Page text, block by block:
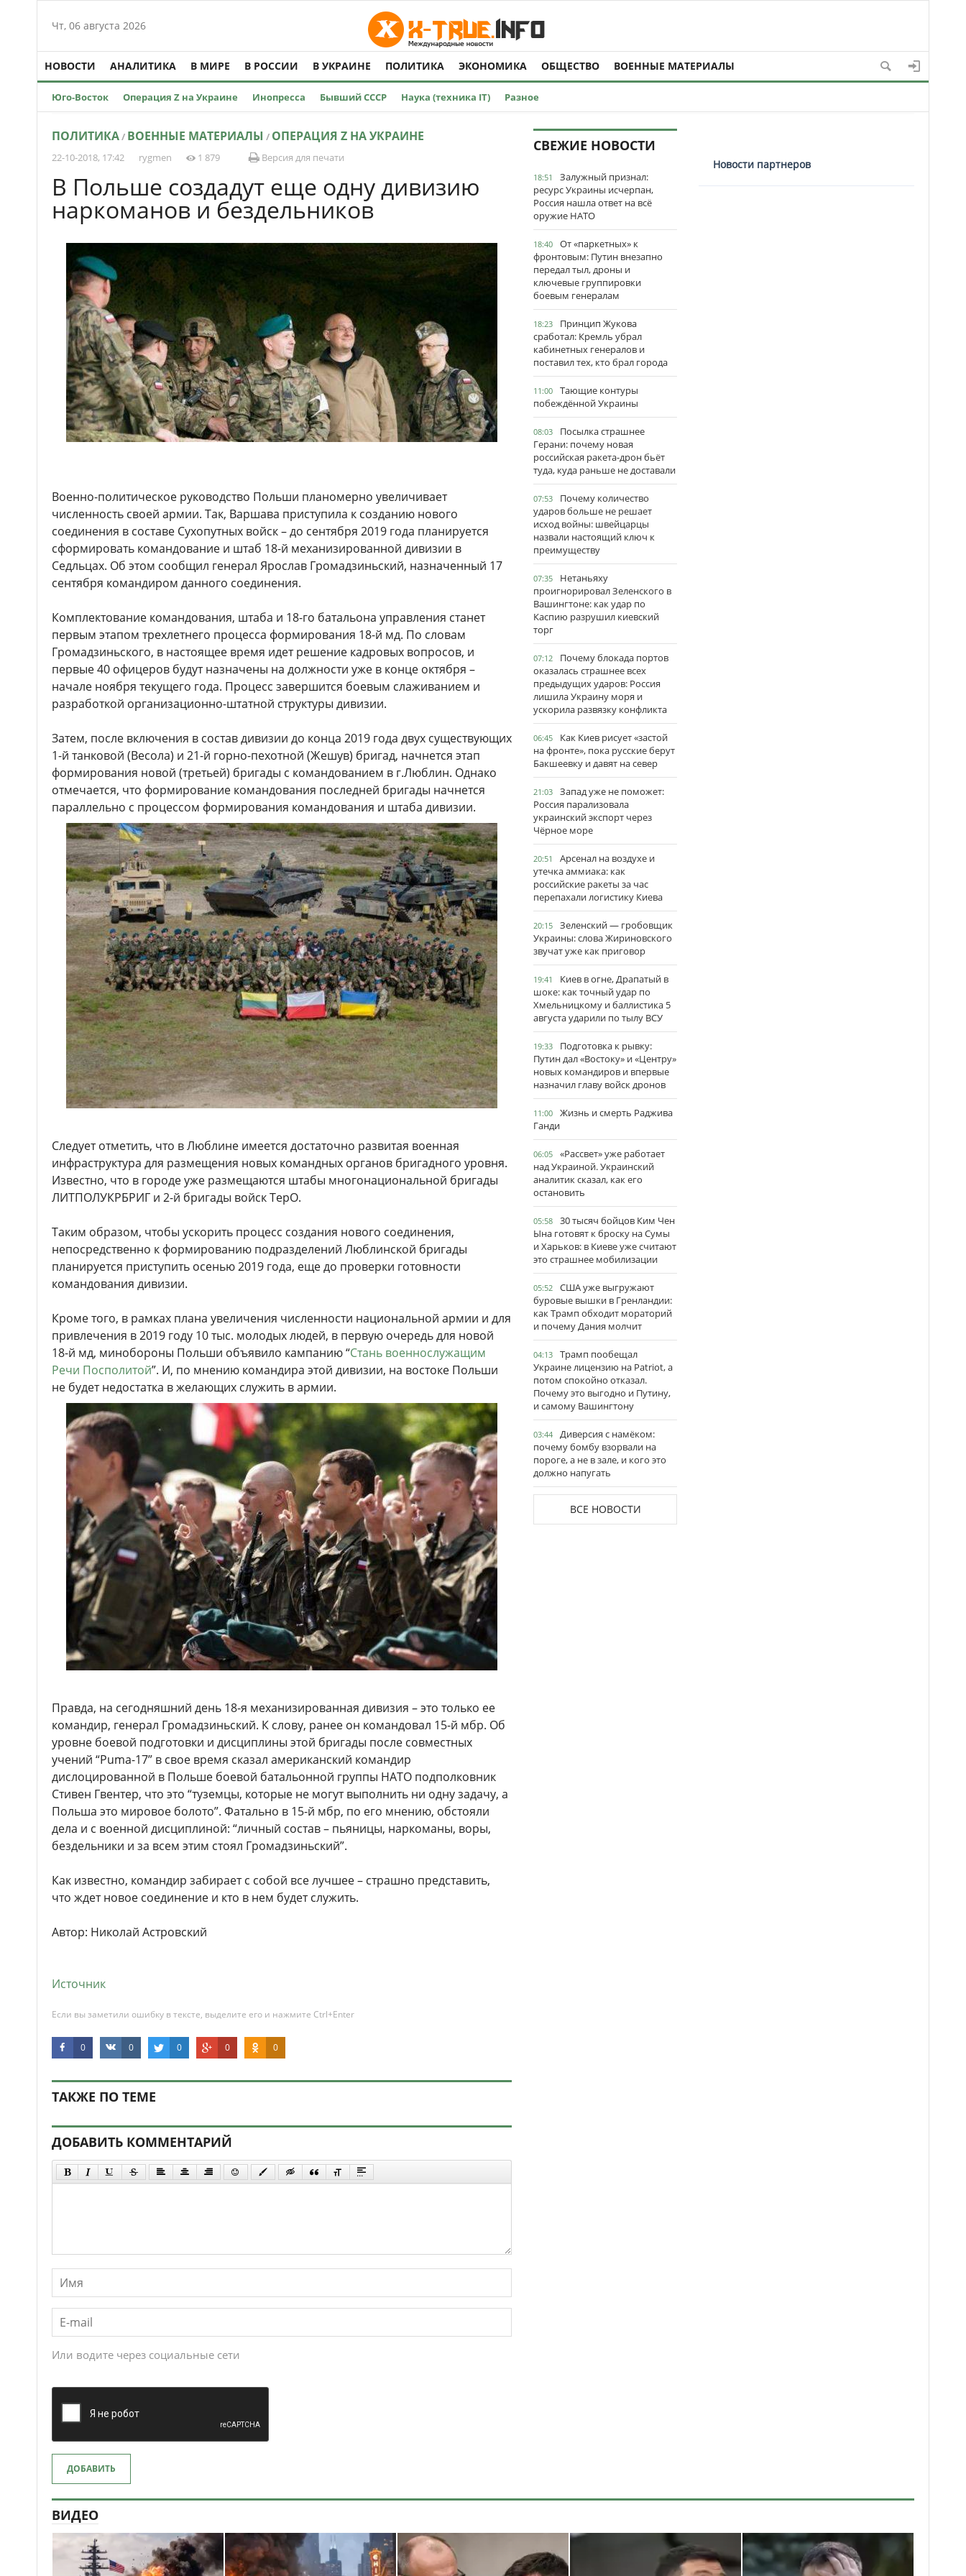
Чт, 06 августа 2026
НОВОСТИ АНАЛИТИКА В МИРЕ В РОССИИ В УКРАИНЕ ПОЛИТИКА ЭКОНОМИКА ОБЩЕСТВО ВОЕННЫЕ МАТЕРИАЛЫ
Юго-Восток Операция Z на Украине Инопресса Бывший СССР Наука (техника IT) Разное
ПОЛИТИКА/ ВОЕННЫЕ МАТЕРИАЛЫ / ОПЕРАЦИЯ Z НА УКРАИНЕ
22-10-2018, 17:42 rygmen 1 879 Версия для печати
В Польше создадут еще одну дивизию
наркоманов и бездельников
Военно-политическое руководство Польши планомерно увеличивает
численность своей армии. Так, Варшава приступила к созданию нового
соединения в составе Сухопутных войск – до сентября 2019 года планируется
сформировать командование и штаб 18-й механизированной дивизии в
Седльцах. Об этом сообщил генерал Ярослав Громадзиньский, назначенный 17
сентября командиром данного соединения.
Комплектование командования, штаба и 18-го батальона управления станет
первым этапом трехлетнего процесса формирования 18-й мд. По словам
Громадзиньского, в настоящее время идет решение кадровых вопросов, и
первые 40 офицеров будут назначены на должности уже в конце октября –
начале ноября текущего года. Процесс завершится боевым слаживанием и
разработкой организационно-штатной структуры дивизии.
Затем, после включения в состав дивизии до конца 2019 года двух существующих
1-й танковой (Весола) и 21-й горно-пехотной (Жешув) бригад, начнется этап
формирования новой (третьей) бригады с командованием в г.Люблин. Однако
отмечается, что формирование командования последней бригады начнется
параллельно с процессом формирования командования и штаба дивизии.
Следует отметить, что в Люблине имеется достаточно развитая военная
инфраструктура для размещения новых командных органов бригадного уровня.
Известно, что в городе уже размещаются штабы многонациональной бригады
ЛИТПОЛУКРБРИГ и 2-й бригады войск ТерО.
Таким образом, чтобы ускорить процесс создания нового соединения,
непосредственно к формированию подразделений Люблинской бригады
планируется приступить осенью 2019 года, еще до проверки готовности
командования дивизии.
Кроме того, в рамках плана увеличения численности национальной армии и для
привлечения в 2019 году 10 тыс. молодых людей, в первую очередь для новой
18-й мд, минобороны Польши объявило кампанию “Стань военнослужащим
Речи Посполитой”. И, по мнению командира этой дивизии, на востоке Польши
не будет недостатка в желающих служить в армии.
Правда, на сегодняшний день 18-я механизированная дивизия – это только ее
командир, генерал Громадзиньский. К слову, ранее он командовал 15-й мбр. Об
уровне боевой подготовки и дисциплины этой бригады после совместных
учений “Pumа-17” в свое время сказал американский командир
дислоцированной в Польше боевой батальонной группы НАТО подполковник
Стивен Гвентер, что это “туземцы, которые не могут выполнить ни одну задачу, а
Польша это мировое болото”. Фатально в 15-й мбр, по его мнению, обстояли
дела и с военной дисциплиной: “личный состав – пьяницы, наркоманы, воры,
бездельники и за всем этим стоял Громадзиньский”.
Как известно, командир забирает с собой все лучшее – страшно представить,
что ждет новое соединение и кто в нем будет служить.
Автор: Николай Астровский
Источник
Если вы заметили ошибку в тексте, выделите его и нажмите Ctrl+Enter
0 0 0 0 0
ТАКЖЕ ПО ТЕМЕ
ДОБАВИТЬ КОММЕНТАРИЙ
Или водите через социальные сети
ДОБАВИТЬ
СВЕЖИЕ НОВОСТИ
18:51
Залужный признал:
ресурс Украины исчерпан,
Россия нашла ответ на всё
оружие НАТО
18:40
От «паркетных» к
фронтовым: Путин внезапно
передал тыл, дроны и
ключевые группировки
боевым генералам
18:23
Принцип Жукова
сработал: Кремль убрал
кабинетных генералов и
поставил тех, кто брал города
11:00
Тающие контуры
побеждённой Украины
08:03
Посылка страшнее
Герани: почему новая
российская ракета-дрон бьёт
туда, куда раньше не доставали
07:53
Почему количество
ударов больше не решает
исход войны: швейцарцы
назвали настоящий ключ к
преимуществу
07:35
Нетаньяху
проигнорировал Зеленского в
Вашингтоне: как удар по
Каспию разрушил киевский
торг
07:12
Почему блокада портов
оказалась страшнее всех
предыдущих ударов: Россия
лишила Украину моря и
ускорила развязку конфликта
06:45
Как Киев рисует «застой
на фронте», пока русские берут
Бакшеевку и давят на север
21:03
Запад уже не поможет:
Россия парализовала
украинский экспорт через
Чёрное море
20:51
Арсенал на воздухе и
утечка аммиака: как
российские ракеты за час
перепахали логистику Киева
20:15
Зеленский — гробовщик
Украины: слова Жириновского
звучат уже как приговор
19:41
Киев в огне, Драпатый в
шоке: как точный удар по
Хмельницкому и баллистика 5
августа ударили по тылу ВСУ
19:33
Подготовка к рывку:
Путин дал «Востоку» и «Центру»
новых командиров и впервые
назначил главу войск дронов
11:00
Жизнь и смерть Раджива
Ганди
06:05
«Рассвет» уже работает
над Украиной. Украинский
аналитик сказал, как его
остановить
05:58
30 тысяч бойцов Ким Чен
Ына готовят к броску на Сумы
и Харьков: в Киеве уже считают
это страшнее мобилизации
05:52
США уже выгружают
буровые вышки в Гренландии:
как Трамп обходит мораторий
и почему Дания молчит
04:13
Трамп пообещал
Украине лицензию на Patriot, а
потом спокойно отказал.
Почему это выгодно и Путину,
и самому Вашингтону
03:44
Диверсия с намёком:
почему бомбу взорвали на
пороге, а не в зале, и кого это
должно напугать
ВСЕ НОВОСТИ
Новости партнеров
ВИДЕО